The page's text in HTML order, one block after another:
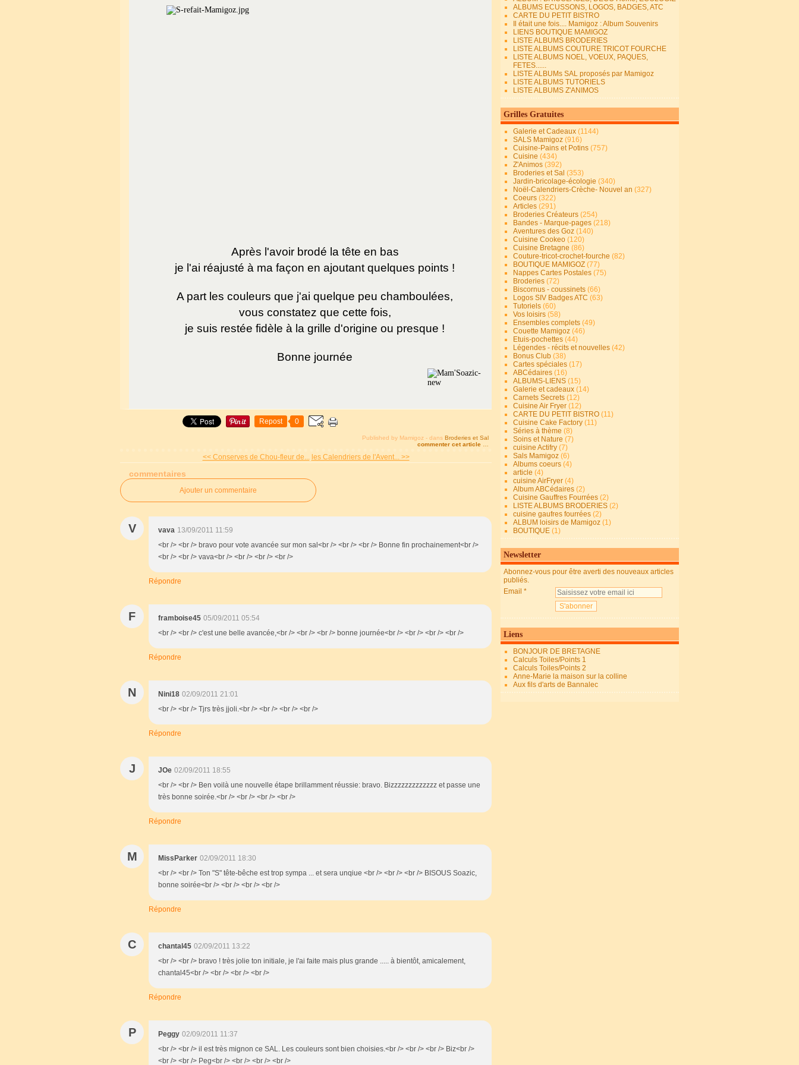
Après l'avoir brodé la tête en bas
je l'ai réajusté à ma façon en ajoutant quelques points !
A part les couleurs que j'ai quelque peu chamboulées,
vous constatez que cette fois,
je suis restée fidèle à la grille d'origine ou presque !
Bonne journée
Repost 0
Published by Mamigoz - dans Broderies et Sal
commenter cet article
<< Conserves de Chou-fleur de... les Calendriers de l'Avent... >>
commentaires
Ajouter un commentaire
V vava 13/09/2011 11:59
<br /> <br /> bravo pour vote avancée sur mon sal<br /> <br /> <br /> Bonne fin prochainement<br />
<br /> <br /> vava<br /> <br /> <br /> <br />
Répondre
F framboise45 05/09/2011 05:54
<br /> <br /> c'est une belle avancée,<br /> <br /> <br /> bonne journée<br /> <br /> <br /> <br />
Répondre
N Nini18 02/09/2011 21:01
<br /> <br /> Tjrs très jjoli.<br /> <br /> <br /> <br />
Répondre
J JOe 02/09/2011 18:55
<br /> <br /> Ben voilà une nouvelle étape brillamment réussie: bravo. Bizzzzzzzzzzzzz et passe une
très bonne soirée.<br /> <br /> <br /> <br />
Répondre
M MissParker 02/09/2011 18:30
<br /> <br /> Ton "S" tête-bêche est trop sympa ... et sera unqiue <br /> <br /> <br /> BISOUS Soazic,
bonne soirée<br /> <br /> <br /> <br />
Répondre
C chantal45 02/09/2011 13:22
<br /> <br /> bravo ! très jolie ton initiale, je l'ai faite mais plus grande ..... à bientôt, amicalement,
chantal45<br /> <br /> <br /> <br />
Répondre
P Peggy 02/09/2011 11:37
<br /> <br /> il est très mignon ce SAL. Les couleurs sont bien choisies.<br /> <br /> <br /> Biz<br />
<br /> <br /> Peg<br /> <br /> <br /> <br />
ALBUMS ECUSSONS, LOGOS, BADGES, ATC
CARTE DU PETIT BISTRO
Il était une fois.... Mamigoz : Album Souvenirs
LIENS BOUTIQUE MAMIGOZ
LISTE ALBUMS BRODERIES
LISTE ALBUMS COUTURE TRICOT FOURCHE
LISTE ALBUMS NOEL, VOEUX, PAQUES,
FETES......
LISTE ALBUMs SAL proposés par Mamigoz
LISTE ALBUMS TUTORIELS
LISTE ALBUMS Z'ANIMOS
Grilles Gratuites
Galerie et Cadeaux (1144)
SALS Mamigoz (916)
Cuisine-Pains et Potins (757)
Cuisine (434)
Z'Animos (392)
Broderies et Sal (353)
Jardin-bricolage-écologie (340)
Noël-Calendriers-Crèche- Nouvel an (327)
Coeurs (322)
Articles (291)
Broderies Créateurs (254)
Bandes - Marque-pages (218)
Aventures des Goz (140)
Cuisine Cookeo (120)
Cuisine Bretagne (86)
Couture-tricot-crochet-fourche (82)
BOUTIQUE MAMIGOZ (77)
Nappes Cartes Postales (75)
Broderies (72)
Biscornus - coussinets (66)
Logos SIV Badges ATC (63)
Tutoriels (60)
Vos loisirs (58)
Ensembles complets (49)
Couette Mamigoz (46)
Etuis-pochettes (44)
Légendes - récits et nouvelles (42)
Bonus Club (38)
Cartes spéciales (17)
ABCédaires (16)
ALBUMS-LIENS (15)
Galerie et cadeaux (14)
Carnets Secrets (12)
Cuisine Air Fryer (12)
CARTE DU PETIT BISTRO (11)
Cuisine Cake Factory (11)
Séries à thème (8)
Soins et Nature (7)
cuisine Actifry (7)
Sals Mamigoz (6)
Albums coeurs (4)
article (4)
cuisine AirFryer (4)
Album ABCédaires (2)
Cuisine Gauffres Fourrées (2)
LISTE ALBUMS BRODERIES (2)
cuisine gaufres fourrées (2)
ALBUM loisirs de Mamigoz (1)
BOUTIQUE (1)
Newsletter
Abonnez-vous pour être averti des nouveaux articles
publiés.
Email
Liens
BONJOUR DE BRETAGNE
Calculs Toiles/Points 1
Calculs Toiles/Points 2
Anne-Marie la maison sur la colline
Aux fils d'arts de Bannalec